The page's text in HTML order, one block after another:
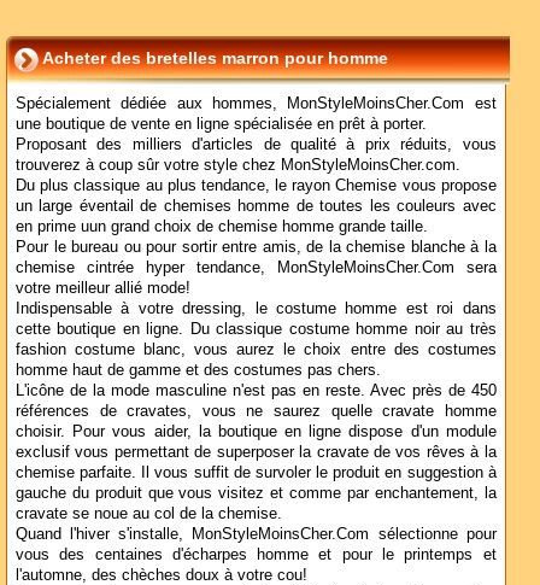
Acheter des bretelles marron pour homme
Spécialement dédiée aux hommes, MonStyleMoinsCher.Com est
une boutique de vente en ligne spécialisée en prêt à porter.
Proposant des milliers d'articles de qualité à prix réduits, vous
trouverez à coup sûr votre style chez MonStyleMoinsCher.com.
Du plus classique au plus tendance, le rayon Chemise vous propose
un large éventail de chemises homme de toutes les couleurs avec
en prime uun grand choix de chemise homme grande taille.
Pour le bureau ou pour sortir entre amis, de la chemise blanche à la
chemise cintrée hyper tendance, MonStyleMoinsCher.Com sera
votre meilleur allié mode!
Indispensable à votre dressing, le costume homme est roi dans
cette boutique en ligne. Du classique costume homme noir au très
fashion costume blanc, vous aurez le choix entre des costumes
homme haut de gamme et des costumes pas chers.
L'icône de la mode masculine n'est pas en reste. Avec près de 450
références de cravates, vous ne saurez quelle cravate homme
choisir. Pour vous aider, la boutique en ligne dispose d'un module
exclusif vous permettant de superposer la cravate de vos rêves à la
chemise parfaite. Il vous suffit de survoler le produit en suggestion à
gauche du produit que vous visitez et comme par enchantement, la
cravate se noue au col de la chemise.
Quand l'hiver s'installe, MonStyleMoinsCher.Com sélectionne pour
vous des centaines d'écharpes homme et pour le printemps et
l'automne, des chèches doux à votre cou!